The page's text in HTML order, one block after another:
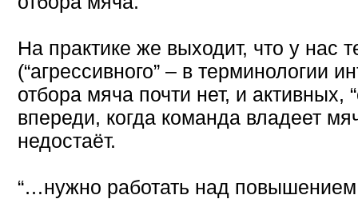
На практике же выходит, что у нас
(“агрессивного” – в терминологии
отбора мяча почти нет, и активных,
впереди, когда команда владеет
недостаёт.
“…нужно работать над